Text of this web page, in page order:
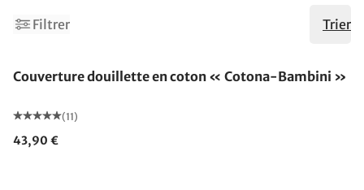
Filtrer Trier
Couverture douillette en coton « Cotona-Bambini »
(11)
43,90 €